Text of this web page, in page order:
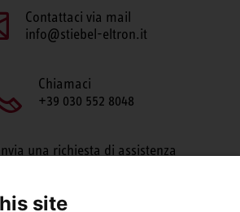
Contattaci via mail
info@stiebel-eltron.it
Chiamaci
+39 030 552 8048
Invia una richiesta di assistenza
site